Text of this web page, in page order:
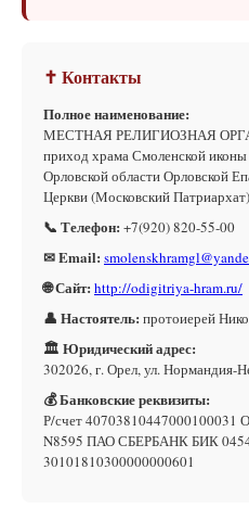
✝ Контакты
Полное наименование:
МЕСТНАЯ РЕЛИГИОЗНАЯ
приход храма Смоленской
Орловской области Орловской
Церкви (Московский
📞 Телефон: +7(920) 820-55-00
✉ Email:
🌐 Сайт: http://odigitriya-hram.ru/
👤 Настоятель: протоиерей
🏛 Юридический адрес:
302026, г. Орел, ул. Нормандия-
💰 Банковские реквизиты:
Р/счет
N8595 ПАО СБЕРБАНК БИК
30101810300000000601